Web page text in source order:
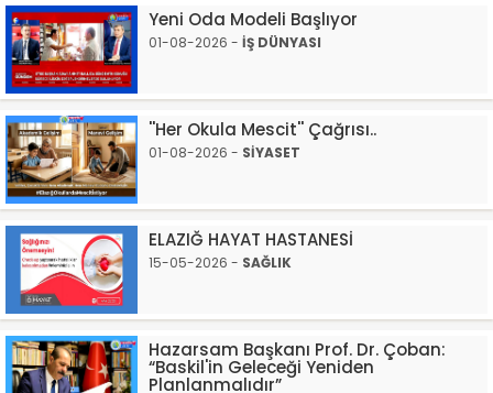
Yeni Oda Modeli Başlıyor
01-08-2026 - İŞ DÜNYASI
''Her Okula Mescit'' Çağrısı..
01-08-2026 - SİYASET
ELAZIĞ HAYAT HASTANESİ
15-05-2026 - SAĞLIK
Hazarsam Başkanı Prof. Dr. Çoban:
“Baskil'in Geleceği Yeniden
Planlanmalıdır”